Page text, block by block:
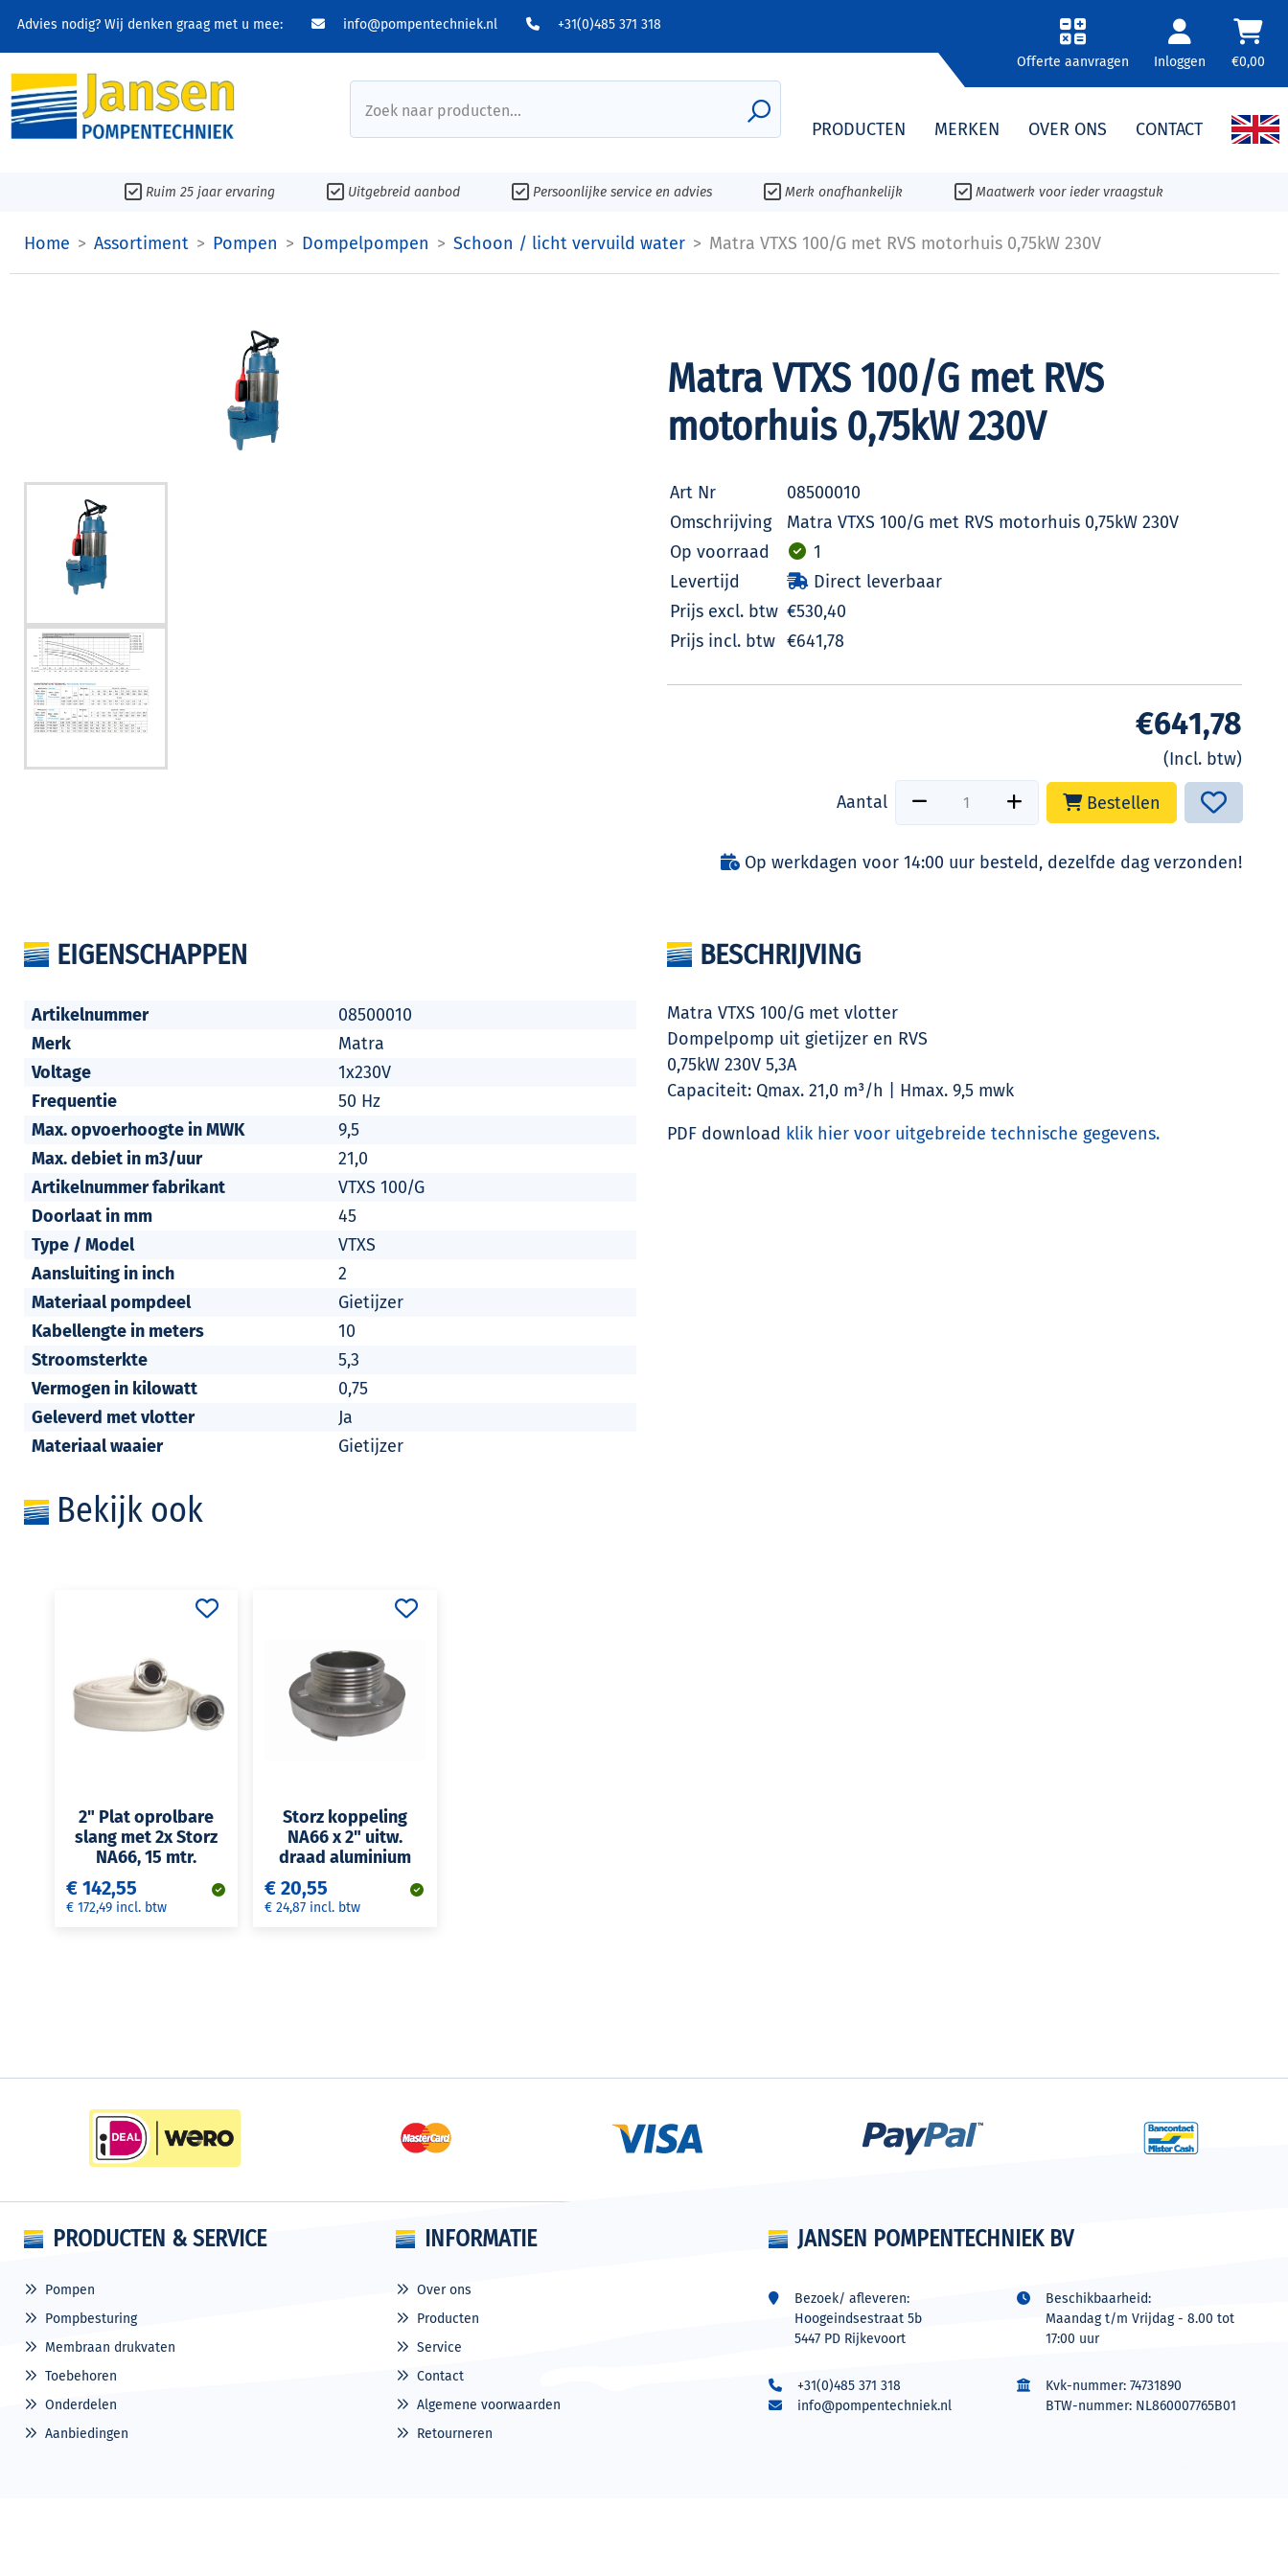
Zoek naar producten...
Advies nodig? Wij denken graag met u mee: info@pompentechniek.nl +31(0)485 371 318
Offerte aanvragen Inloggen €0,00
PRODUCTEN MERKEN OVER ONS CONTACT
Ruim 25 jaar ervaring Uitgebreid aanbod Persoonlijke service en advies Merk onafhankelijk Maatwerk voor ieder vraagstuk
Home Assortiment Pompen Dompelpompen Schoon / licht vervuild water Matra VTXS 100/G met RVS motorhuis 0,75kW 230V
Matra VTXS 100/G met RVS
motorhuis 0,75kW 230V
Art Nr
08500010
Omschrijving
Matra VTXS 100/G met RVS motorhuis 0,75kW 230V
Op voorraad
1
Levertijd
Direct leverbaar
Prijs excl. btw €530,40
Prijs incl. btw €641,78
€641,78
(Incl. btw)
Aantal Bestellen
Op werkdagen voor 14:00 uur besteld, dezelfde dag verzonden!
EIGENSCHAPPEN
Artikelnummer
08500010
Merk
Matra
Voltage
1x230V
Frequentie
50 Hz
Max. opvoerhoogte in MWK
9,5
Max. debiet in m3/uur
21,0
Artikelnummer fabrikant
VTXS 100/G
Doorlaat in mm
45
Type / Model
VTXS
Aansluiting in inch
2
Materiaal pompdeel
Gietijzer
Kabellengte in meters
10
Stroomsterkte
5,3
Vermogen in kilowatt
0,75
Geleverd met vlotter
Ja
Materiaal waaier
Gietijzer
BESCHRIJVING
Matra VTXS 100/G met vlotter
Dompelpomp uit gietijzer en RVS
0,75kW 230V 5,3A
Capaciteit: Qmax. 21,0 m³/h | Hmax. 9,5 mwk
PDF download klik hier voor uitgebreide technische gegevens.
Bekijk ook
2" Plat oprolbare
slang met 2x Storz
NA66, 15 mtr.
€ 142,55
€ 172,49 incl. btw
Storz koppeling
NA66 x 2" uitw.
draad aluminium
€ 20,55
€ 24,87 incl. btw
PRODUCTEN & SERVICE
Pompen
Pompbesturing
Membraan drukvaten
Toebehoren
Onderdelen
Aanbiedingen
INFORMATIE
Over ons
Producten
Service
Contact
Algemene voorwaarden
Retourneren
JANSEN POMPENTECHNIEK BV
Bezoek/ afleveren:
Hoogeindsestraat 5b
5447 PD Rijkevoort
Beschikbaarheid:
Maandag t/m Vrijdag - 8.00 tot
17:00 uur
+31(0)485 371 318
info@pompentechniek.nl
Kvk-nummer: 74731890
BTW-nummer: NL860007765B01